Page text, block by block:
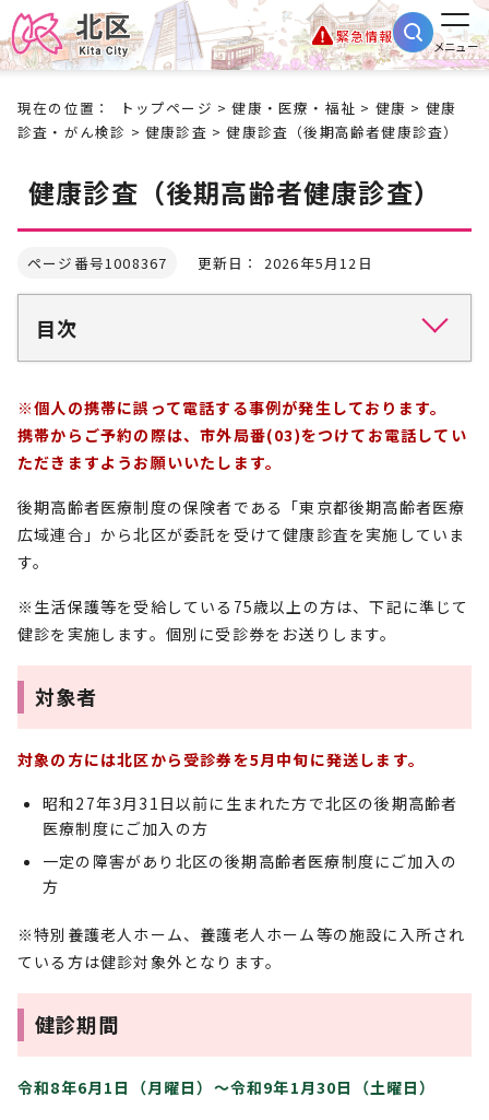
緊急情報
メニュー
現在の位置： トップページ >健康・医療・福祉 > 健康 > 健康
診査・がん検診 >健康診査 > 健康診査（後期高齢者健康診査）
健康診査（後期高齢者健康診査）
ページ番号1008367 更新日： 2026年5月12日
目次
※個人の携帯に誤って電話する事例が発生しております。
携帯からご予約の際は、市外局番(03)をつけてお電話してい
ただきますようお願いいたします。
後期高齢者医療制度の保険者である「東京都後期高齢者医療
広域連合」から北区が委託を受けて健康診査を実施していま
す。
※生活保護等を受給している75歳以上の方は、下記に準じて
健診を実施します。個別に受診券をお送りします。
対象者
対象の方には北区から受診券を5月中旬に発送します。
昭和27年3月31日以前に生まれた方で北区の後期高齢者
医療制度にご加入の方
一定の障害があり北区の後期高齢者医療制度にご加入の
方
※特別養護老人ホーム、養護老人ホーム等の施設に入所され
ている方は健診対象外となります。
健診期間
令和8年6月1日（月曜日）～令和9年1月30日（土曜日）